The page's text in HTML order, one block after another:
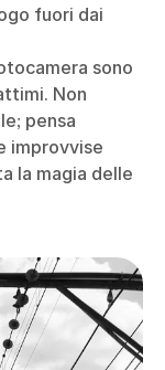
fuori dai
sono
Non
pensa
improvvise
la magia delle